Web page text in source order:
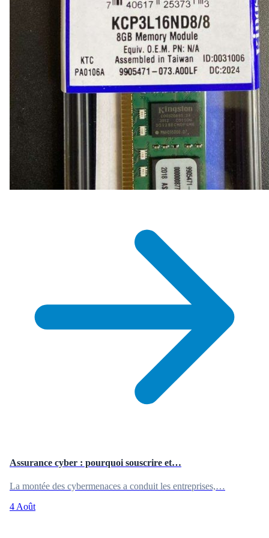
Assurance cyber : pourquoi souscrire et…
La montée des cybermenaces a conduit les entreprises,…
4 Août